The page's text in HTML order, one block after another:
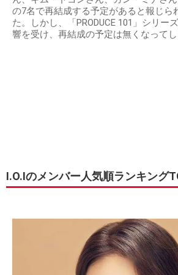
の7名で再結成する予定があると報じら
た。しかし、「PRODUCE 101」シリー
響を受け、再結成の予定は無くなってし
I.O.Iのメンバー人気順ランキング